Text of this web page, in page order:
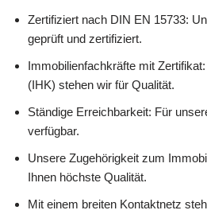
Zertifiziert nach DIN EN 15733:
geprüft und zertifiziert.
Immobilienfachkräfte mit
(IHK) stehen wir für Qualität.
Ständige Erreichbarkeit: Für
verfügbar.
Unsere Zugehörigkeit zum
Ihnen höchste Qualität.
Mit einem breiten Kontaktnetz